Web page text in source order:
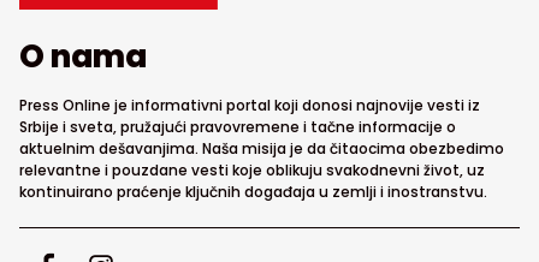
O nama
Press Online je informativni portal koji donosi najnovije vesti iz
Srbije i sveta, pružajući pravovremene i tačne informacije o
aktuelnim dešavanjima. Naša misija je da čitaocima obezbedimo
relevantne i pouzdane vesti koje oblikuju svakodnevni život, uz
kontinuirano praćenje ključnih događaja u zemlji i inostranstvu.